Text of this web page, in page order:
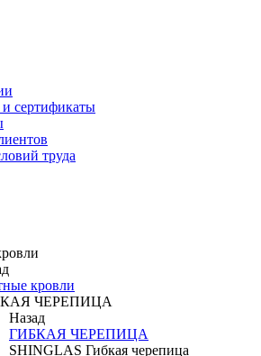
сертификаты
труда
кровли
ЧЕРЕПИЦА
Назад
ГИБКАЯ ЧЕРЕПИЦА
SHINGLAS Гибкая черепица